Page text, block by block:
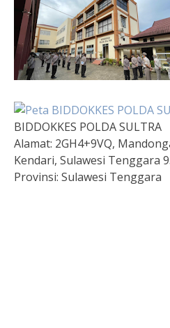
BIDDOKKES POLDA SULTRA
Alamat: 2GH4+9VQ,
Kendari, Sulawesi Tenggara
Provinsi: Sulawesi Tenggara